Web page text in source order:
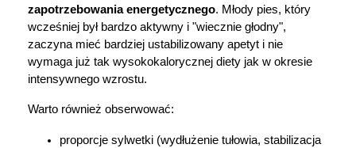
zapotrzebowania energetycznego. Młody pies, który
wcześniej był bardzo aktywny i "wiecznie głodny",
zaczyna mieć bardziej ustabilizowany apetyt i nie
wymaga już tak wysokokalorycznej diety jak w okresie
intensywnego wzrostu.
Warto również obserwować:
proporcje sylwetki (wydłużenie tułowia, stabilizacja